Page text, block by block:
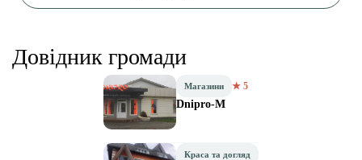
Довідник громади
Магазини ★ 5
Dnipro-M
Краса та догляд